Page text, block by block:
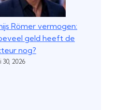
Römer vermogen:
geld heeft de
nog?
30, 2026